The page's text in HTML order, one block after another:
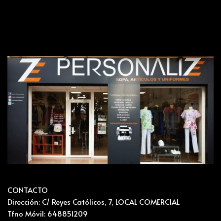
CONTACTO
Dirección: C/ Reyes Católicos, 7, LOCAL COMERCIAL
Tfno Móvil: 648851209